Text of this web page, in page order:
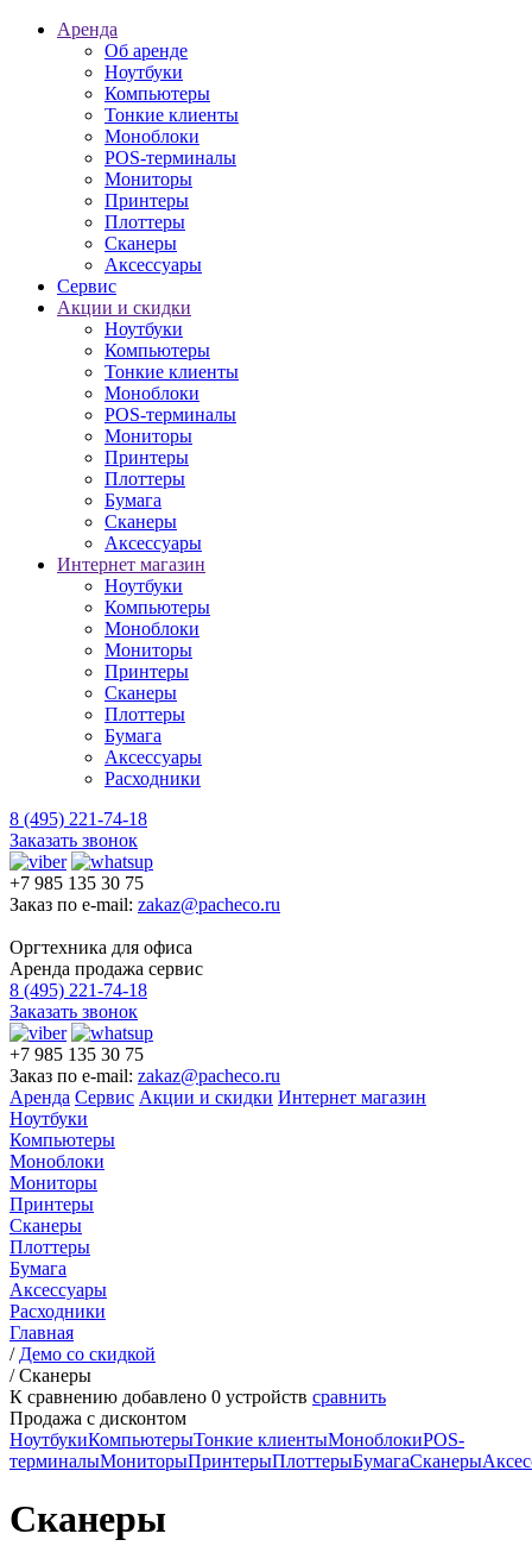
Аренда
Об аренде
Ноутбуки
Компьютеры
Тонкие клиенты
Моноблоки
POS-терминалы
Мониторы
Принтеры
Плоттеры
Сканеры
Аксессуары
Сервис
Акции и скидки
Ноутбуки
Компьютеры
Тонкие клиенты
Моноблоки
POS-терминалы
Мониторы
Принтеры
Плоттеры
Бумага
Сканеры
Аксессуары
Интернет магазин
Ноутбуки
Компьютеры
Моноблоки
Мониторы
Принтеры
Сканеры
Плоттеры
Бумага
Аксессуары
Расходники
8 (495) 221-74-18
Заказать звонок
+7 985 135 30 75
Заказ по e-mail: zakaz@pacheco.ru
Оргтехника для офиса
Аренда продажа сервис
8 (495) 221-74-18
Заказать звонок
+7 985 135 30 75
Заказ по e-mail: zakaz@pacheco.ru
Аренда Сервис Акции и скидки Интернет магазин
Ноутбуки
Компьютеры
Моноблоки
Мониторы
Принтеры
Сканеры
Плоттеры
Бумага
Аксессуары
Расходники
Главная
/ Демо со скидкой
/Сканеры
К сравнению добавлено 0 устройств сравнить
Продажа с дисконтом
НоутбукиКомпьютерыТонкие клиентыМоноблокиPOS-
терминалыМониторыПринтерыПлоттерыБумагаСканеры
Сканеры